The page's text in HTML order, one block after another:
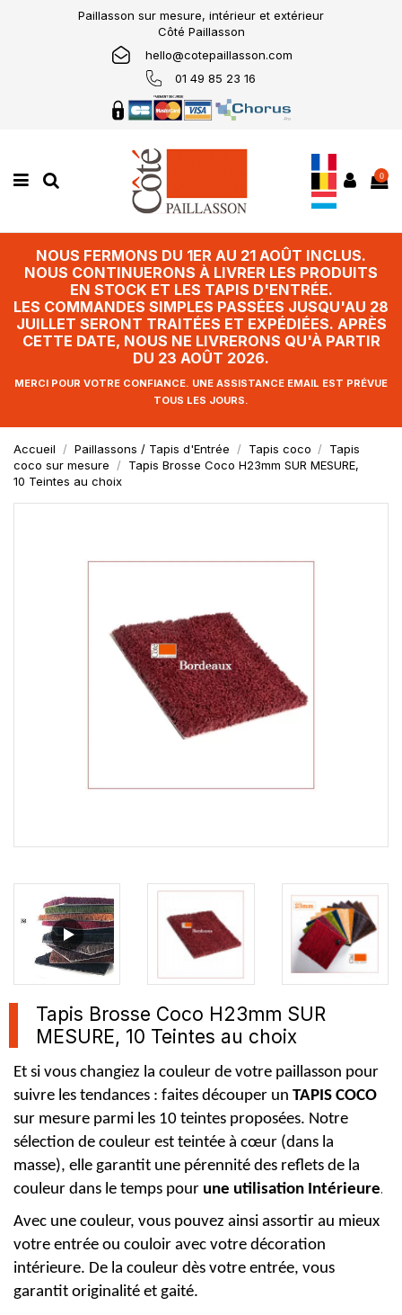
Paillasson sur mesure, intérieur et extérieur
Côté Paillasson
hello@cotepaillasson.com
01 49 85 23 16
0
NOUS FERMONS DU 1ER AU 21 AOÛT INCLUS.
NOUS CONTINUERONS À LIVRER LES PRODUITS
EN STOCK ET LES TAPIS D'ENTRÉE.
LES COMMANDES SIMPLES PASSÉES JUSQU'AU 28
JUILLET SERONT TRAITÉES ET EXPÉDIÉES. APRÈS
CETTE DATE, NOUS NE LIVRERONS QU'À PARTIR
DU 23 AOÛT 2026.
MERCI POUR VOTRE CONFIANCE. UNE ASSISTANCE EMAIL EST PRÉVUE
TOUS LES JOURS.
Accueil Paillassons / Tapis d'Entrée Tapis coco
Tapis
coco sur mesure
Tapis Brosse Coco H23mm SUR MESURE,
10 Teintes au choix
Tapis Brosse Coco H23mm SUR
MESURE, 10 Teintes au choix
Et si vous changiez la couleur de votre paillasson pour
suivre les tendances : faites découper un TAPIS COCO
sur mesure parmi les 10 teintes proposées. Notre
sélection de couleur est teintée à cœur (dans la
masse), elle garantit une pérennité des reflets de la
couleur dans le temps pour une utilisation Intérieure.
Avec une couleur, vous pouvez ainsi assortir au mieux
votre entrée ou couloir avec votre décoration
intérieure. De la couleur dès votre entrée, vous
garantit originalité et gaité.